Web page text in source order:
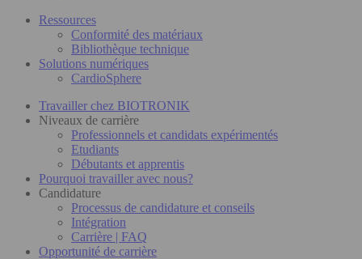
Ressources
Conformité des matériaux
Bibliothèque technique
Solutions numériques
CardioSphere
Travailler chez BIOTRONIK
Niveaux de carrière
Professionnels et candidats expérimentés
Etudiants
Débutants et apprentis
Pourquoi travailler avec nous?
Candidature
Processus de candidature et conseils
Intégration
Carrière | FAQ
Opportunité de carrière